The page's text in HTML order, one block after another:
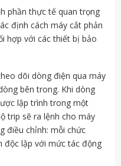
phần thực tế quan trọng
định cách máy cắt phản
hợp với các thiết bị bảo
dõi dòng điện qua máy
bên trong. Khi dòng
lập trình trong một
trip sẽ ra lệnh cho máy
điều chỉnh: mỗi chức
độc lập với mức tác động